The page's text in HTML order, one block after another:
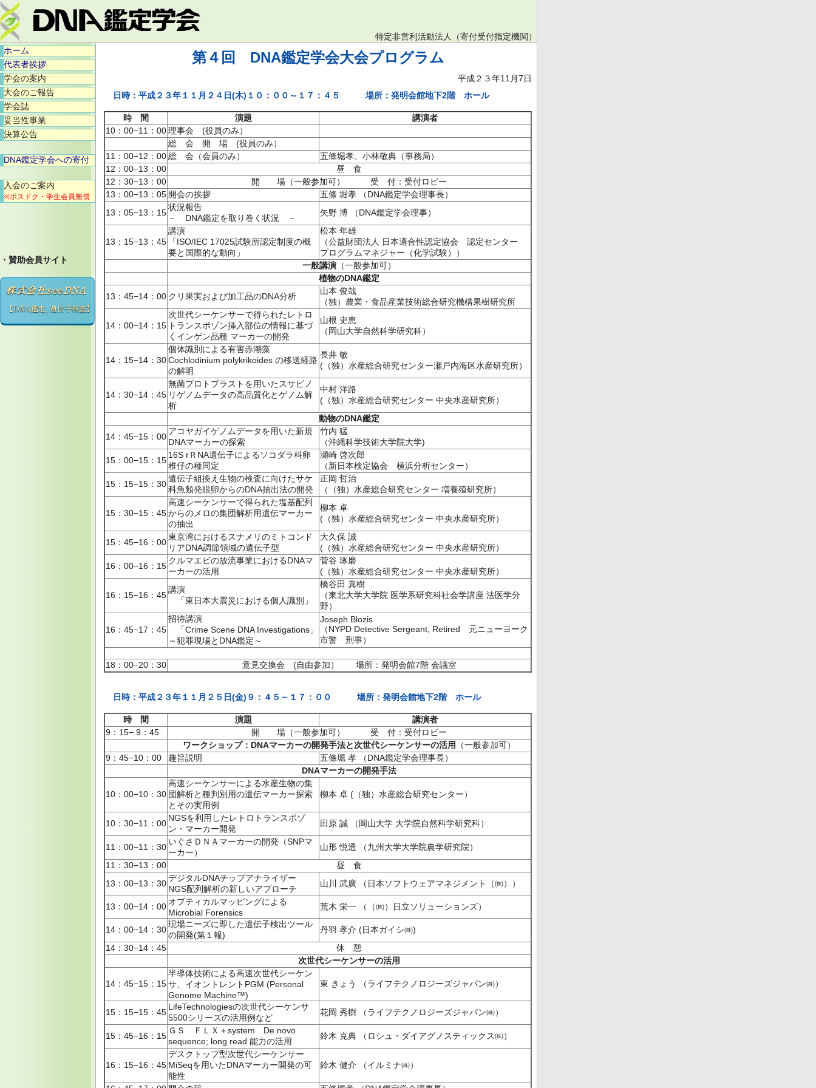
特定非営利活動法人（寄付受付指定機関）
ホーム
代表者挨拶
学会の案内
大会のご報告
学会誌
妥当性事業
決算公告
DNA鑑定学会への寄付
入会のご案内
※ポスドク・学生会員無償
・賛助会員サイト
株式会社seeDNA
【DNA鑑定, 遺伝子検査】
第４回 DNA鑑定学会大会プログラム
平成２３年11月7日
日時：平成２３年１１月２４日(木)１０：００～１７：４５ 場所：発明会館地下2階 ホール
時 間 演題
講演者
10：00−11：00理事会 (役員のみ）
総 会 開 場 (役員のみ）
11：00−12：00総 会（会員のみ）
五條堀孝、小林敬典（事務局）
12：00−13：00
昼 食
12：30−13：00
開 場（一般参加可） 受 付：受付ロビー
13：00−13：05 開会の挨拶
五條 堀孝 （DNA鑑定学会理事長）
13：05−13：15
状況報告
－ DNA鑑定を取り巻く状況 －
矢野 博 （DNA鑑定学会理事）
13：15−13：45
講演
「ISO/IEC 17025試験所認定制度の概
要と国際的な動向」
松本 年雄
（公益財団法人 日本適合性認定協会 認定センター
プログラムマネジャー（化学試験））
一般講演 （一般参加可）
植物のDNA鑑定
13：45−14：00 クリ果実および加工品のDNA分析
山本 俊哉
（独）農業・食品産業技術総合研究機構果樹研究所
14：00−14：15
次世代シーケンサーで得られたレトロ
トランスポゾン挿入部位の情報に基づ
くインゲン品種 マーカーの開発
山根 史恵
（岡山大学自然科学研究科）
14：15−14：30
個体識別による有害赤潮藻
Cochlodinium polykrikoides の移送経路
の解明
長井 敏
(（独）水産総合研究センター瀬戸内海区水産研究所）
14：30−14：45
無菌プロトプラストを用いたスサビノ
リゲノムデータの高品質化とゲノム解
析
中村 洋路
(（独）水産総合研究センター 中央水産研究所）
動物のDNA鑑定
14：45−15：00
アコヤガイゲノムデータを用いた新規
DNAマーカーの探索
竹内 猛
（沖縄科学技術大学院大学)
15：00−15：15
16S rＲNA遺伝子によるソコダラ科卵
稚仔の種同定
瀬崎 啓次郎
（新日本検定協会 横浜分析センター）
15：15−15：30
遺伝子組換え生物の検査に向けたサケ
科魚類発眼卵からのDNA抽出法の開発
正岡 哲治
（（独）水産総合研究センター 増養殖研究所）
15：30−15：45
高速シーケンサーで得られた塩基配列
からのメロの集団解析用遺伝マーカー
の抽出
柳本 卓
(（独）水産総合研究センター 中央水産研究所）
15：45−16：00
東京湾におけるスナメリのミトコンド
リアDNA調節領域の遺伝子型
大久保 誠
(（独）水産総合研究センター 中央水産研究所）
16：00−16：15
クルマエビの放流事業におけるDNAマ
ーカーの活用
菅谷 琢磨
(（独）水産総合研究センター 中央水産研究所）
16：15−16：45
講演
「東日本大震災における個人識別」
橋谷田 真樹
（東北大学大学院 医学系研究科社会学講座 法医学分
野）
16：45−17：45
招待講演
「Crime Scene DNA Investigations」
～犯罪現場とDNA鑑定～
Joseph Blozis
（NYPD Detective Sergeant, Retired 元ニューヨーク
市警 刑事）
18：00−20：30 意見交換会 (自由参加） 場所：発明会館7階 会議室
日時：平成２３年１１月２５日(金)９：４５～１７：００ 場所：発明会館地下2階 ホール
時 間 演題
講演者
9：15− 9：45
開 場（一般参加可） 受 付：受付ロビー
ワークショップ：DNAマーカーの開発手法と次世代シーケンサーの活用
（一般参加可）
9：45−10：00
趣旨説明
五條堀 孝 （DNA鑑定学会理事長）
DNAマーカーの開発手法
10：00−10：30
高速シーケンサーによる水産生物の集
団解析と種判別用の遺伝マーカー探索
とその実用例
柳本 卓 (（独）水産総合研究センター）
10：30−11：00
NGSを利用したレトロトランスポゾ
ン・マーカー開発
田原 誠 （岡山大学 大学院自然科学研究科）
11：00−11：30
いぐさＤＮＡマーカーの開発（SNPマ
ーカー）
山形 悦透 （九州大学大学院農学研究院）
11：30−13：00
昼 食
13：00−13：30
デジタルDNAチップアナライザー
NGS配列解析の新しいアプローチ
山川 武廣 （日本ソフトウェアマネジメント（㈱））
13：00−14：00 オプティカルマッピングによる
Microbial Forensics
荒木 栄一 （（㈱）日立ソリューションズ）
14：00−14：30
現場ニーズに即した遺伝子検出ツール
の開発(第１報)
丹羽 孝介 (日本ガイシ㈱)
14：30−14：45
休 憩
次世代シーケンサーの活用
14：45−15：15
半導体技術による高速次世代シーケン
サ、イオントレントPGM (Personal
Genome Machine™)
東 きょう （ライフテクノロジーズジャパン㈱）
15：15−15：45
LifeTechnologiesの次世代シーケンサ
5500シリーズの活用例など
花岡 秀樹 （ライフテクノロジーズジャパン㈱）
15：45−16：15
ＧＳ ＦＬＸ＋system De novo
sequence; long read 能力の活用
鈴木 克典 （ロシュ・ダイアグノスティックス㈱）
16：15−16：45
デスクトップ型次世代シーケンサー
MiSeqを用いたDNAマーカー開発の可
能性
鈴木 健介 （イルミナ㈱）